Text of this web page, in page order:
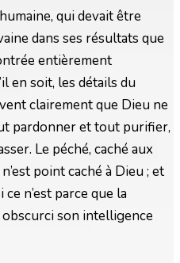
qui devait être
dans ses résultats que
entièrement
en soit, les détails du
clairement que Dieu ne
pardonner et tout purifier,
Le péché, caché aux
point caché à Dieu ; et
ce n’est parce que la
son intelligence